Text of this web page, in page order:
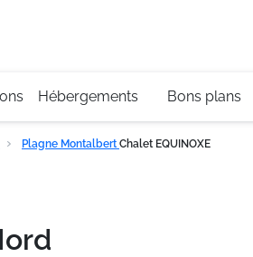
Hébergements Bons plans
Plagne MontalbertChalet EQUINOXE